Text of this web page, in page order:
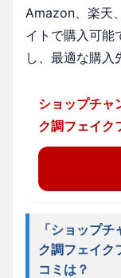
Amazon、楽天
イトで購入可能
し、最適な購入
ショップチ
ク調フェイク
「ショップ
ク調フェイク
コミは？